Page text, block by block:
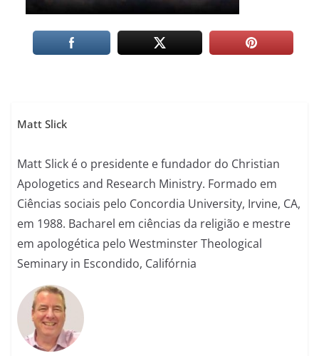
Matt Slick
Matt Slick é o presidente e fundador do Christian
Apologetics and Research Ministry. Formado em
Ciências sociais pelo Concordia University, Irvine, CA,
em 1988. Bacharel em ciências da religião e mestre
em apologética pelo Westminster Theological
Seminary in Escondido, Califórnia